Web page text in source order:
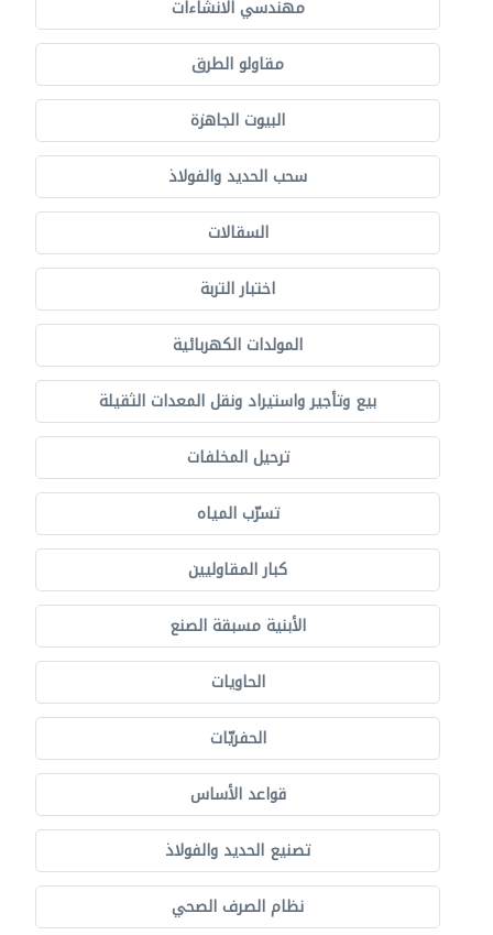
مهندسي الانشاءات
مقاولو الطرق
البيوت الجاهزة
سحب الحديد والفولاذ
السقالات
اختبار التربة
المولدات الكهربائية
بيع وتأجير واستيراد ونقل المعدات الثقيلة
ترحيل المخلفات
تسرّب المياه
كبار المقاوليين
الأبنية مسبقة الصنع
الحاويات
الحفريّات
قواعد الأساس
تصنيع الحديد والفولاذ
نظام الصرف الصحي